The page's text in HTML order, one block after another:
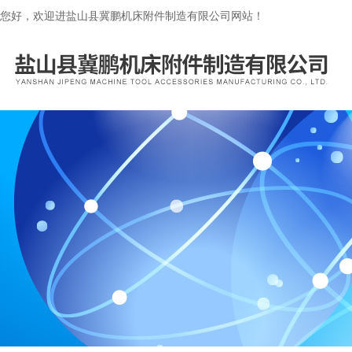
您好，欢迎进盐山县冀鹏机床附件制造有限公司网站！